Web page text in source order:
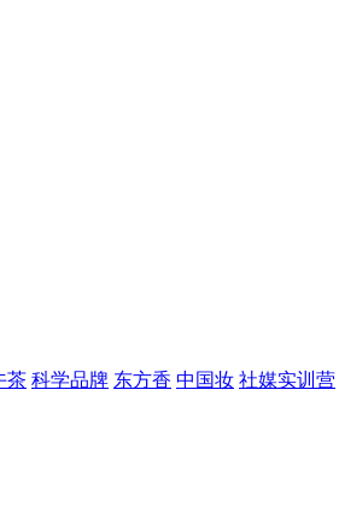
茶 科学品牌 东方香 中国妆 社媒实训营